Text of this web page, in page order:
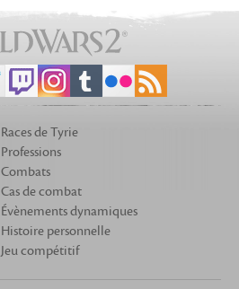
Races de Tyrie
Professions
Combats
Cas de combat
Évènements dynamiques
Histoire personnelle
Jeu compétitif